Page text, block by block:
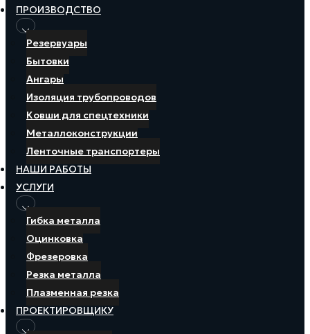
ПРОИЗВОДСТВО
Резервуары
Бытовки
Ангары
Изоляция трубопроводов
Ковши для спецтехники
Металлоконструкции
Ленточные транспортеры
НАШИ РАБОТЫ
УСЛУГИ
Гибка металла
Оцинковка
Фрезеровка
Резка металла
Плазменная резка
ПРОЕКТИРОВЩИКУ